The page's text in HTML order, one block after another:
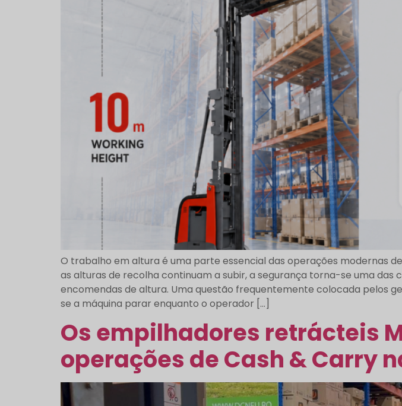
O trabalho em altura é uma parte essencial das operações modernas
as alturas de recolha continuam a subir, a segurança torna-se uma
encomendas de altura. Uma questão frequentemente colocada pelos
se a máquina parar enquanto o operador […]
Os empilhadores retrácteis
operações de Cash & Carry